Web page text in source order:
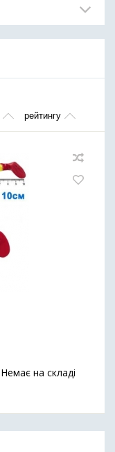
рейтингу
Немає на складі